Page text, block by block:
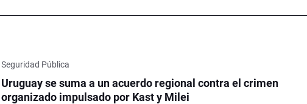
Seguridad Pública
Uruguay se suma a un acuerdo regional contra el crimen
organizado impulsado por Kast y Milei